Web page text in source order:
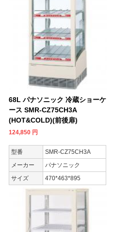
68L パナソニック 冷蔵ショーケ
ース SMR-CZ75CH3A
(HOT&COLD)(前後扉)
124,850 円
型番
SMR-CZ75CH3A
メーカー
パナソニック
サイズ
470*463*895